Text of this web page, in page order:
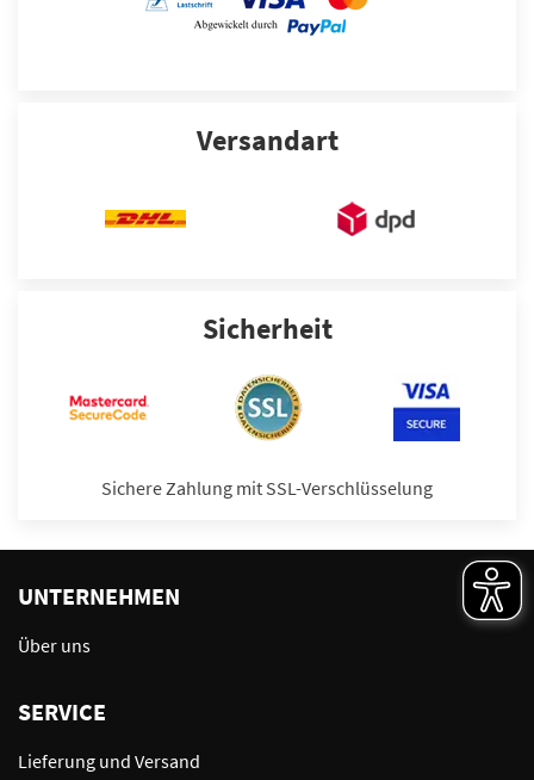
Versandart
Sicherheit
Sichere Zahlung mit SSL-Verschlüsselung
UNTERNEHMEN
Über uns
SERVICE
Lieferung und Versand